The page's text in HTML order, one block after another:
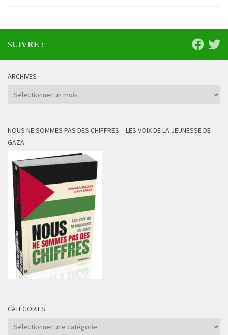
SUIVRE :
ARCHIVES
Archives
NOUS NE SOMMES PAS DES CHIFFRES – LES VOIX DE LA JEUNESSE DE
GAZA
CATÉGORIES
Catégories